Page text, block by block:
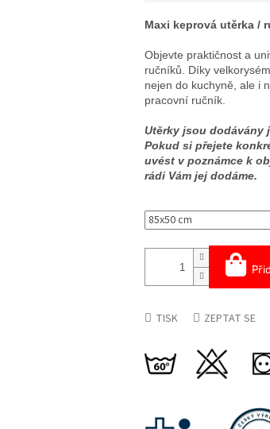
Maxi keprová utěrka /
Objevte praktičnost a
ručníků. Díky
nejen do kuchyně, ale i
pracovní ručník.
Utěrky jsou dodávány
Pokud si přejete
uvést v poznámce k
rádi Vám jej dodáme.
TISK ZEPTAT SE